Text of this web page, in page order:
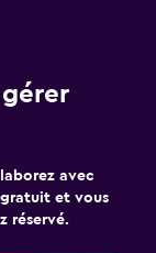
avec
et vous
réservé.